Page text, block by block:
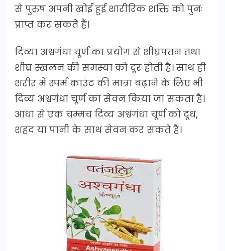
से पुरुष अपनी खोई हुई शारीरिक शक्ति को पुनः
प्राप्त कर सकते हैं।
दिव्या अश्वगंधा चूर्ण का प्रयोग से शीघ्रपतन तथा
शीघ्र स्खलन की समस्या को दूर होती है। साथ ही
शरीर में स्पर्म काउंट की मात्रा बढ़ाने के लिए भी
दिव्य अश्वगंधा चूर्ण का सेवन किया जा सकता है।
आधा से एक चम्मच दिव्य अश्वगंधा चूर्ण को दूध,
शहद या पानी के साथ सेवन कर सकते हैं।